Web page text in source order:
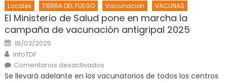
Locales TIERRA DEL FUEGO Vacunacion VACUNAS
El Ministerio de Salud pone en marcha la
campaña de vacunación antigripal 2025
Posted
on
18/03/2025
Author
InfoTDF
Comentarios desactivadosen
El
Ministerio
Se llevará adelante en los vacunatorios de todos los centros